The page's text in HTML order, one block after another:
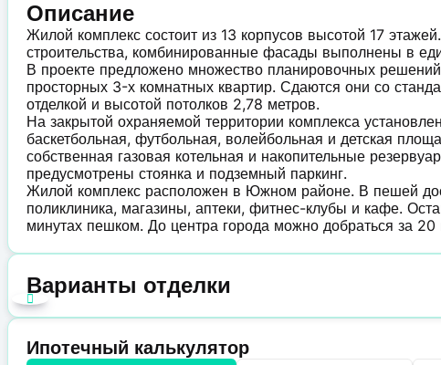
Описание
Жилой комплекс состоит из 13 корпусов высотой 17
строительства, комбинированные фасады выполнены в
В проекте предложено множество планировочных
просторных 3-х комнатных квартир. Сдаются они со
отделкой и высотой потолков 2,78 метров.
На закрытой охраняемой территории комплекса
баскетбольная, футбольная, волейбольная и детская
собственная газовая котельная и накопительные
предусмотрены стоянка и подземный паркинг.
Жилой комплекс расположен в Южном районе. В пешей
поликлиника, магазины, аптеки, фитнес-клубы и кафе.
минутах пешком. До центра города можно добраться за 20
Варианты отделки
Ипотечный калькулятор